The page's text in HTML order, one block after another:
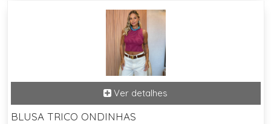
BLUSA TRICO ONDINHAS